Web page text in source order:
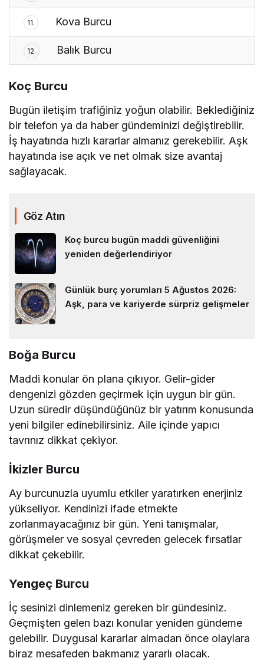
11. Kova Burcu
12. Balık Burcu
Koç Burcu
Bugün iletişim trafiğiniz yoğun olabilir. Beklediğiniz
bir telefon ya da haber gündeminizi değiştirebilir.
İş hayatında hızlı kararlar almanız gerekebilir. Aşk
hayatında ise açık ve net olmak size avantaj
sağlayacak.
Göz Atın
Koç burcu bugün maddi güvenliğini
yeniden değerlendiriyor
Günlük burç yorumları 5 Ağustos 2026:
Aşk, para ve kariyerde sürpriz gelişmeler
Boğa Burcu
Maddi konular ön plana çıkıyor. Gelir-gider
dengenizi gözden geçirmek için uygun bir gün.
Uzun süredir düşündüğünüz bir yatırım konusunda
yeni bilgiler edinebilirsiniz. Aile içinde yapıcı
tavrınız dikkat çekiyor.
İkizler Burcu
Ay burcunuzla uyumlu etkiler yaratırken enerjiniz
yükseliyor. Kendinizi ifade etmekte
zorlanmayacağınız bir gün. Yeni tanışmalar,
görüşmeler ve sosyal çevreden gelecek fırsatlar
dikkat çekebilir.
Yengeç Burcu
İç sesinizi dinlemeniz gereken bir gündesiniz.
Geçmişten gelen bazı konular yeniden gündeme
gelebilir. Duygusal kararlar almadan önce olaylara
biraz mesafeden bakmanız yararlı olacak.